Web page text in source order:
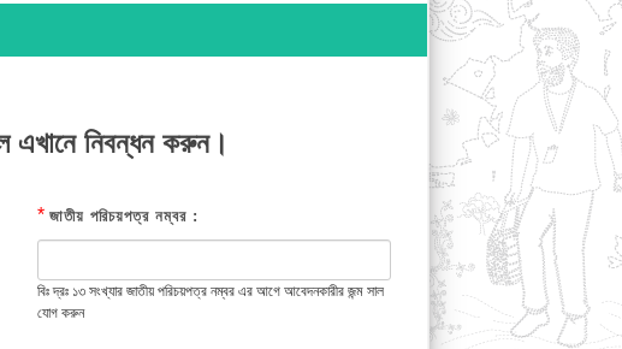
এখানে নিবন্ধন করুন।
* জাতীয় পরিচয়পত্র নম্বর :
বিঃ দ্রঃ ১৩ সংখ্যার জাতীয় পরিচয়পত্র নম্বর এর আগে আবেদনকারীর জন্ম সাল
যোগ করুন